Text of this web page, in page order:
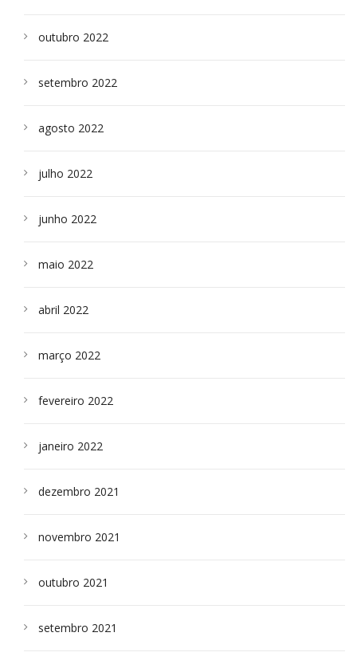
outubro 2022
setembro 2022
agosto 2022
julho 2022
junho 2022
maio 2022
abril 2022
março 2022
fevereiro 2022
janeiro 2022
dezembro 2021
novembro 2021
outubro 2021
setembro 2021